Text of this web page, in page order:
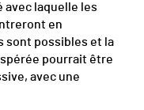
avec laquelle les
en
sont possibles et la
pourrait être
avec une